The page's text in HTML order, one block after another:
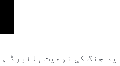
جنگ کی نوعیت ہائبرڈ